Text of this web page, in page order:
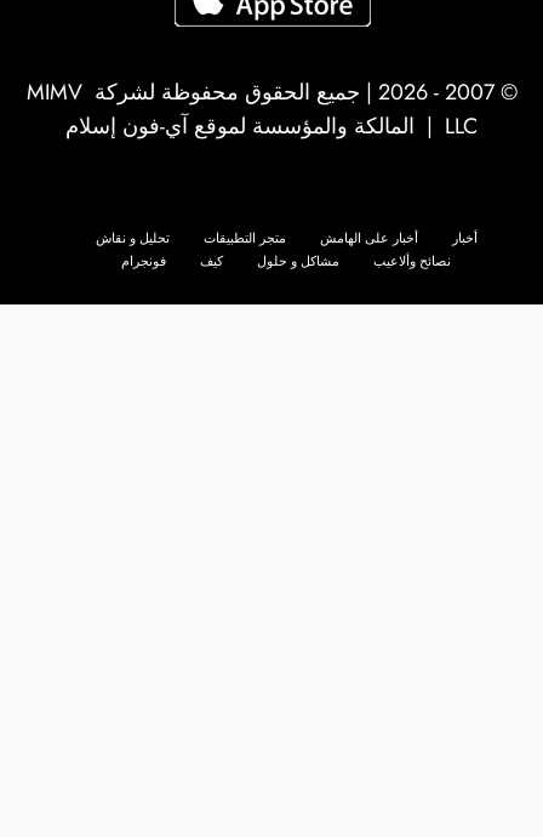
© 2007 - 2026 | جميع الحقوق محفوظة لشركة
MIMV
LLC | المالكة والمؤسسة لموقع آي-فون إسلام
أخبار أخبار على الهامش متجر التطبيقات
تحليل و نقاش
نصائح وألاعيب
مشاكل و حلول كيف فونجرام